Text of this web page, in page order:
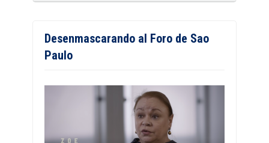
Desenmascarando al Foro de Sao
Paulo